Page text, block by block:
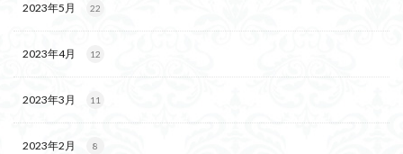
2023年5月 22
2023年4月 12
2023年3月 11
2023年2月 8